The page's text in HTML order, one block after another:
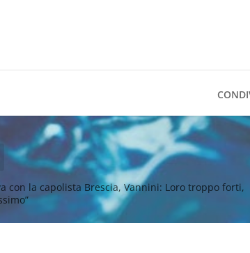
con la capolista Brescia, Vannini: Loro troppo forti,